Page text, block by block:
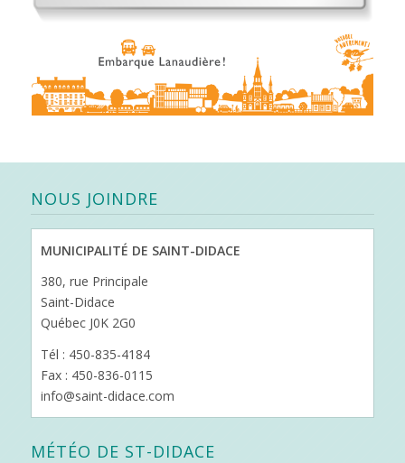
NOUS JOINDRE
MUNICIPALITÉ DE SAINT-DIDACE
380, rue Principale
Saint-Didace
Québec J0K 2G0
Tél : 450-835-4184
Fax : 450-836-0115
info@saint-didace.com
MÉTÉO DE ST-DIDACE